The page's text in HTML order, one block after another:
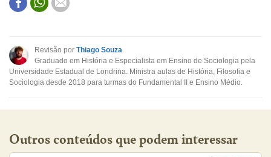
Revisão por Thiago Souza
Graduado em História e Especialista em Ensino de Sociologia pela
Universidade Estadual de Londrina. Ministra aulas de História, Filosofia e
Sociologia desde 2018 para turmas do Fundamental II e Ensino Médio.
Outros conteúdos que podem interessar